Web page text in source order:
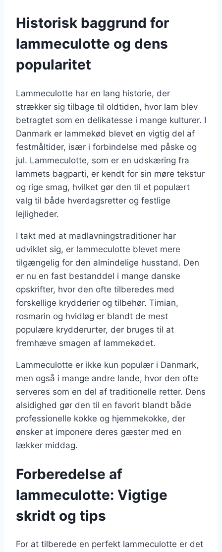
Historisk baggrund for
lammeculotte og dens
popularitet
Lammeculotte har en lang historie, der
strækker sig tilbage til oldtiden, hvor lam blev
betragtet som en delikatesse i mange kulturer. I
Danmark er lammekød blevet en vigtig del af
festmåltider, især i forbindelse med påske og
jul. Lammeculotte, som er en udskæring fra
lammets bagparti, er kendt for sin møre tekstur
og rige smag, hvilket gør den til et populært
valg til både hverdagsretter og festlige
lejligheder.
I takt med at madlavningstraditioner har
udviklet sig, er lammeculotte blevet mere
tilgængelig for den almindelige husstand. Den
er nu en fast bestanddel i mange danske
opskrifter, hvor den ofte tilberedes med
forskellige krydderier og tilbehør. Timian,
rosmarin og hvidløg er blandt de mest
populære krydderurter, der bruges til at
fremhæve smagen af lammekødet.
Lammeculotte er ikke kun populær i Danmark,
men også i mange andre lande, hvor den ofte
serveres som en del af traditionelle retter. Dens
alsidighed gør den til en favorit blandt både
professionelle kokke og hjemmekokke, der
ønsker at imponere deres gæster med en
lækker middag.
Forberedelse af
lammeculotte: Vigtige
skridt og tips
For at tilberede en perfekt lammeculotte er det